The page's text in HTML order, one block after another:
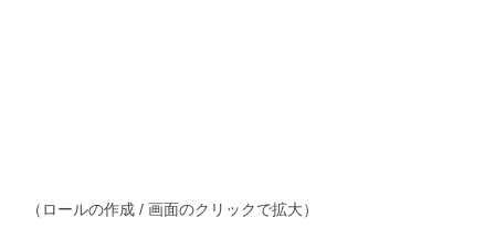
（ロールの作成 / 画面のクリックで拡大）